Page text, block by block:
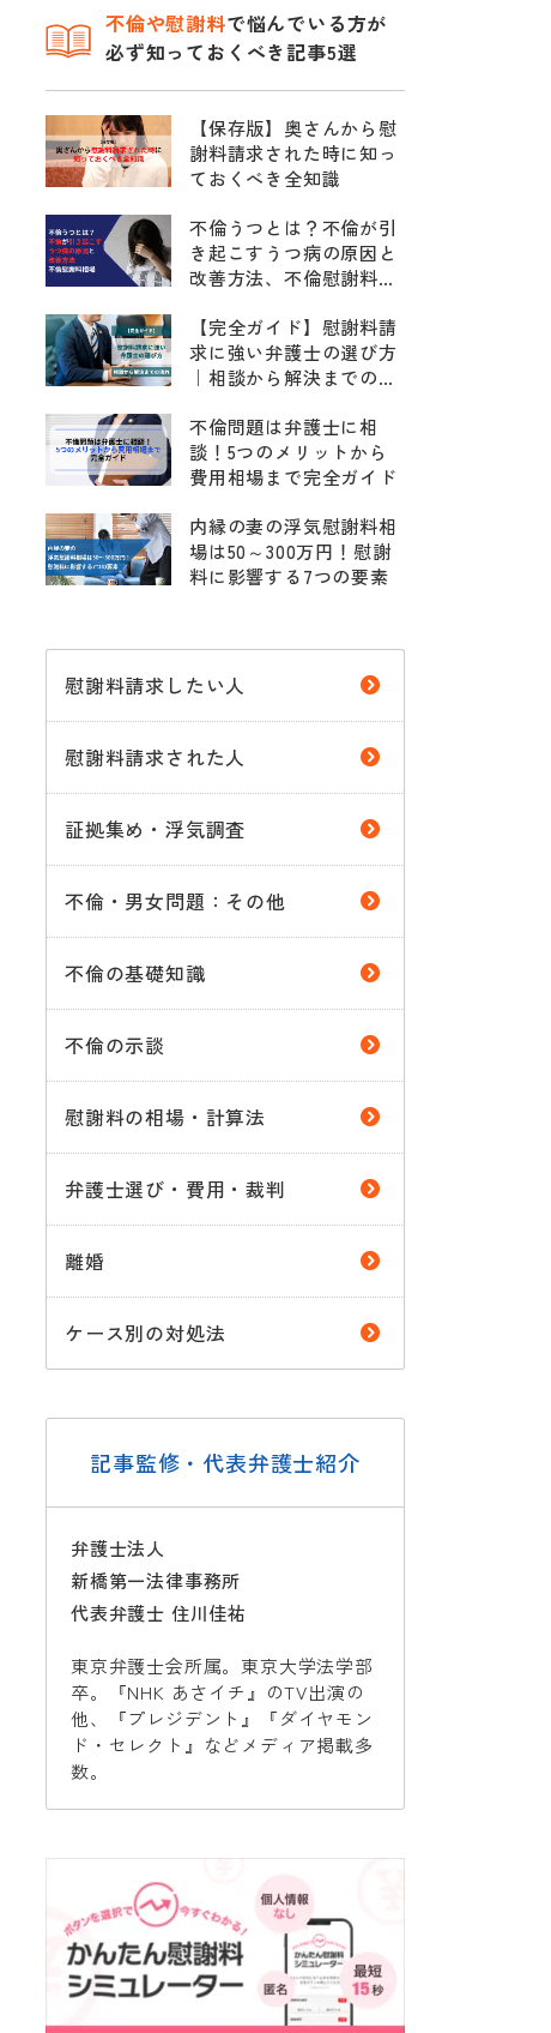
不倫や慰謝料で悩んでいる方が
必ず知っておくべき記事5選
【保存版】奥さんから慰
謝料請求された時に知っ
ておくべき全知識
不倫うつとは？不倫が引
き起こすうつ病の原因と
改善方法、不倫慰謝料相
【完全ガイド】慰謝料請
求に強い弁護士の選び方
｜相談から解決までの流
不倫問題は弁護士に相
談！5つのメリットから
費用相場まで完全ガイド
内縁の妻の浮気慰謝料相
場は50～300万円！慰謝
料に影響する7つの要素
慰謝料請求したい人
慰謝料請求された人
証拠集め・浮気調査
不倫・男女問題：その他
不倫の基礎知識
不倫の示談
慰謝料の相場・計算法
弁護士選び・費用・裁判
離婚
ケース別の対処法
記事監修・代表弁護士紹介
弁護士法人
新橋第一法律事務所
代表弁護士 住川佳祐
東京弁護士会所属。東京大学法学部
卒。『NHK あさイチ』のTV出演の
他、『プレジデント』『ダイヤモン
ド・セレクト』などメディア掲載多
数。